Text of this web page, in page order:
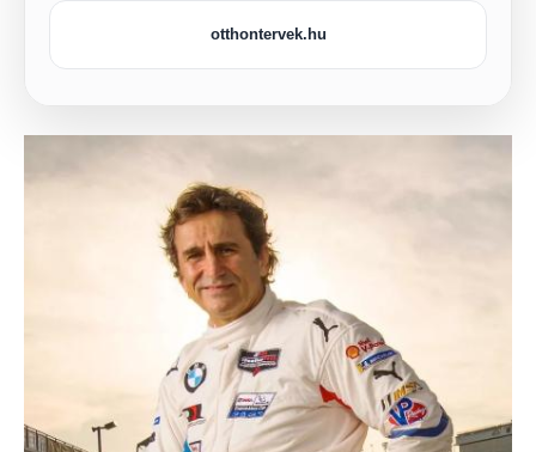
otthontervek.hu